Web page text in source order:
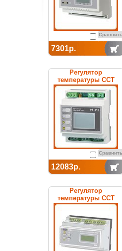
Сравнить
7301р.
Регулятор
температуры ССТ
РТ-410 электронный
Сравнить
12083р.
Регулятор
температуры ССТ
РТ-590 электронный